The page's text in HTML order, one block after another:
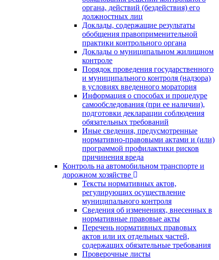
органа, действий (бездействия) его
должностных лиц
Доклады, содержащие результаты
обобщения правоприменительной
практики контрольного органа
Доклады о муниципальном жилищном
контроле
Порядок проведения государственного
и муниципального контроля (надзора)
в условиях введенного моратория
Информация о способах и процедуре
самообследования (при ее наличии),
подготовки декларации соблюдения
обязательных требований
Иные сведения, предусмотренные
нормативно-правовыми актами и (или)
программой профилактики рисков
причинения вреда
Контроль на автомобильном транспорте и
дорожном хозяйстве
Тексты нормативных актов,
регулирующих осуществление
муниципального контроля
Сведения об изменениях, внесенных в
нормативные правовые акты
Перечень нормативных правовых
актов или их отдельных частей,
содержащих обязательные требования
Проверочные листы